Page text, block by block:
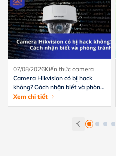
07/08/2026Kiến thức camera
Camera Hikvision có bị hack
không? Cách nhận biết và phòng
tránh hiệu quả
Xem chi tiết